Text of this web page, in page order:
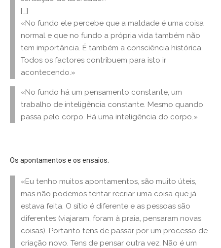
[…]
«No fundo ele percebe que a maldade é uma coisa
normal e que no fundo a própria vida também não
tem importância. É também a consciência histórica.
Todos os factores contribuem para isto ir
acontecendo.»
«No fundo há um pensamento constante, um
trabalho de inteligência constante. Mesmo quando
passa pelo corpo. Há uma inteligência do corpo.»
Os apontamentos e os ensaios.
«Eu tenho muitos apontamentos, são muito úteis,
mas não podemos tentar recriar uma coisa que já
estava feita. O sítio é diferente e as pessoas são
diferentes (viajaram, foram à praia, pensaram novas
coisas). Portanto tens de passar por um processo de
criação novo. Tens de pensar outra vez. Não é um